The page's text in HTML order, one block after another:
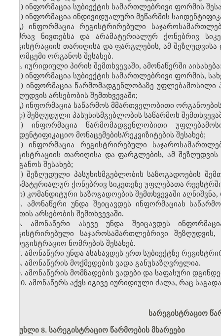
ა) ინფორმაცია სუბიექტის სამართლებრივი ფორმის
ბ) ინფორმაცია ინდივიდუალური მეწარმის
გ) ინფორმაცია რეგისტრირებული
მოძრავ ნივთებსა და არამატერიალურ ქონებრივ
რეგისტრაციის თარიღისა და ფარგლების, ამ
გამომცემი ორგანოს შესახებ.
4. იურიდიული პირის შემთხვევაში, ამონაწერში
ა) ინფორმაცია სუბიექტის სამართლებრივი ფორმის,
ბ) ინფორმაცია წარმომადგენლობაზე უფლებამოსილი
შეზღუდვის არსებობის შემთხვევაში;
გ) ინფორმაცია საწარმოს მმართველობითი ორგანოების
დ) შეზღუდული პასუხისმგებლობის საწარმოს
ე) ინფორმაცია წარმომადგენლობითი
საიდენტიფიკაციო მონაცემების/რეკვიზიტების შესახებ;
ვ) ინფორმაცია რეგისტრირებული
რეგისტრაციის თარიღისა და ფარგლების, ამ
ორგანოს შესახებ;
ზ) შეზღუდული პასუხისმგებლობის საზოგადოების
არამატერიალურ ქონებრივ სიკეთეზე უფლებათა
თ) კომანდიტური საზოგადოების შემთხვევაში
5. ამონაწერი უნდა შეიცავდეს ინფორმაციას
ასეთის არსებობის შემთხვევაში.
6. ამონაწერი ასევე უნდა შეიცავდეს
რეგისტრირებული საჯაროსამართლებრივი
სარეგისტრაციო ნომრების შესახებ.
7. ამონაწერი უნდა ასახავდეს ერთ სუბიექტზე
8. ამონაწერის მოქმედების ვადა განუსაზღვრელია.
9. ამონაწერის მომზადების ვადები და საფასური
10. ამონაწერს აქვს იგივე იურიდიული ძალა, რაც
სარეგისტრაციო
მუხლი 8. სარეგისტრაციო წარმოების მხარეები